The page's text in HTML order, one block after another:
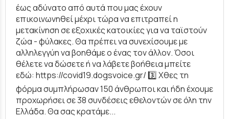
έως αδύνατο από αυτά που μας έχουν
επικοινωνηθεί μέχρι τώρα να επιτραπεί η
μετακίνηση σε εξοχικές κατοικίες για να ταϊστούν
ζώα - φύλακες. Θα πρέπει να συνεχίσουμε με
αλληλεγγύη να βοηθάμε ο ένας τον άλλον. Όσοι
θέλετε να δώσετε ή να λάβετε βοήθεια μπείτε
εδώ: https://covid19.dogsvoice.gr/ 3️⃣ Χθες τη
φόρμα συμπλήρωσαν 150 άνθρωποι και ήδη έχουμε
προχωρήσει σε 38 συνδέσεις εθελοντών σε όλη την
Ελλάδα. Θα σας κρατάμε...